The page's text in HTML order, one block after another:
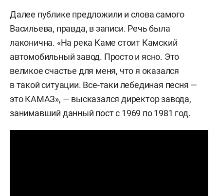
Далее публике предложили и слова самого
Васильева, правда, в записи. Речь была
лаконична. «На река Каме стоит Камский
автомобильный завод. Просто и ясно. Это
великое счастье для меня, что я оказался
в такой ситуации. Все-таки лебединая песня —
это КАМАЗ», — высказался директор завода,
занимавший данный пост с 1969 по 1981 год.